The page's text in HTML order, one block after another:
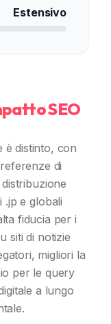
Estensivo
SEO
è distinto, con
di
.jp e globali
fiducia per i
siti di notizie
migliori la
per le query
a lungo